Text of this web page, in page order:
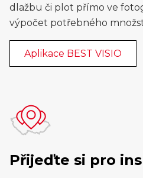
dlažbu či plot přímo ve
výpočet potřebného
Aplikace BEST VISIO
Přijeďte si pro